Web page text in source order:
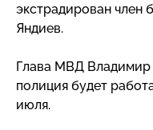
экстрадирован член
Яндиев.
Глава МВД Владимир
полиция будет
июля.